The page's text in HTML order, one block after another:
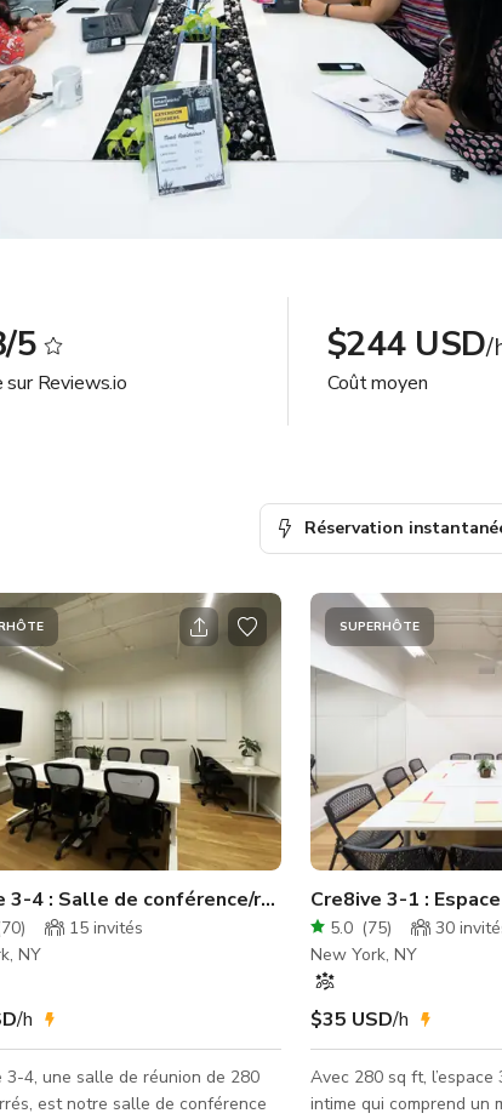
5
Reviews.io
$244 USD/
Coût moyen
Réservation
3-4 : Salle de conférence/réunion Chelsea
70) 15 invités
NY
/h
3-4, une salle de réunion de 280
est notre salle de conférence
SUPERHÔTE
Cre8ive 3-1 :
5.0 (75) 30
New York, NY
$35 USD/h
Avec 280 sq ft,
intime qui comprend un